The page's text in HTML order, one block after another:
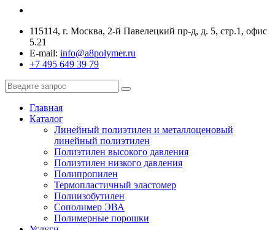
115114, г. Москва, 2-й Павелецкий пр-д, д. 5, стр.1, офис
5.21
E-mail: info@a8polymer.ru
+7 495 649 39 79
Главная
Каталог
Линейный полиэтилен и металлоценовый
линейный полиэтилен
Полиэтилен высокого давления
Полиэтилен низкого давления
Полипропилен
Термопластичный эластомер
Полиизобутилен
Сополимер ЭВА
Полимерные порошки